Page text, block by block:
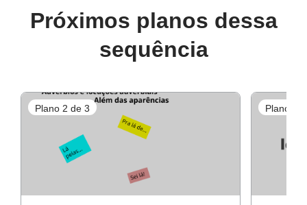
Próximos planos dessa
sequência
Plano 2 de 3 Plano 3